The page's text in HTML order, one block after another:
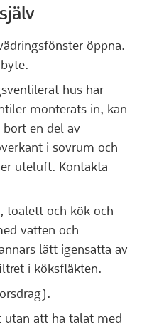
öppna.
hus har
monterats in, kan
en del av
i sovrum och
uteluft. Kontakta
toalett och kök och
vatten och
lätt igensatta av
i köksfläkten.
utan att ha talat med